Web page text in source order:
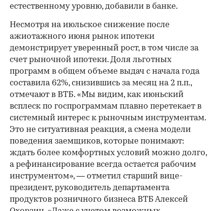
естественному уровню, добавили в банке.
Несмотря на июльское снижение после
ажиотажного июня рынок ипотеки
демонстрирует уверенный рост, в том числе за
счет рыночной ипотеки. Доля льготных
программ в общем объеме выдач с начала года
составила 62%, снизившись за месяц на 2 п.п.,
отмечают в ВТБ. «Мы видим, как июньский
всплеск по госпрограммам плавно перетекает в
системный интерес к рыночным инструментам.
Это не ситуативная реакция, а смена модели
поведения заемщиков, которые понимают:
ждать более комфортных условий можно долго,
а рефинансирование всегда остается рабочим
инструментом», — отметил старший вице-
президент, руководитель департамента
продуктов розничного бизнеса ВТБ Алексей